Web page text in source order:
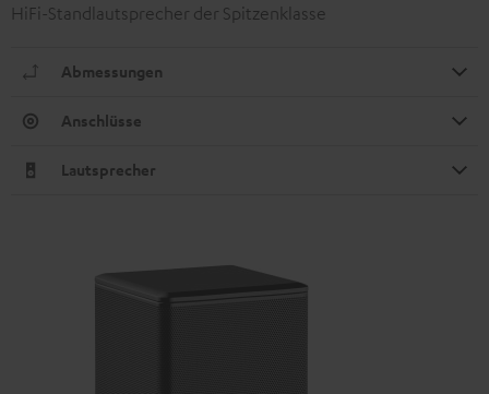
HiFi-Standlautsprecher der Spitzenklasse
Abmessungen
Anschlüsse
Lautsprecher